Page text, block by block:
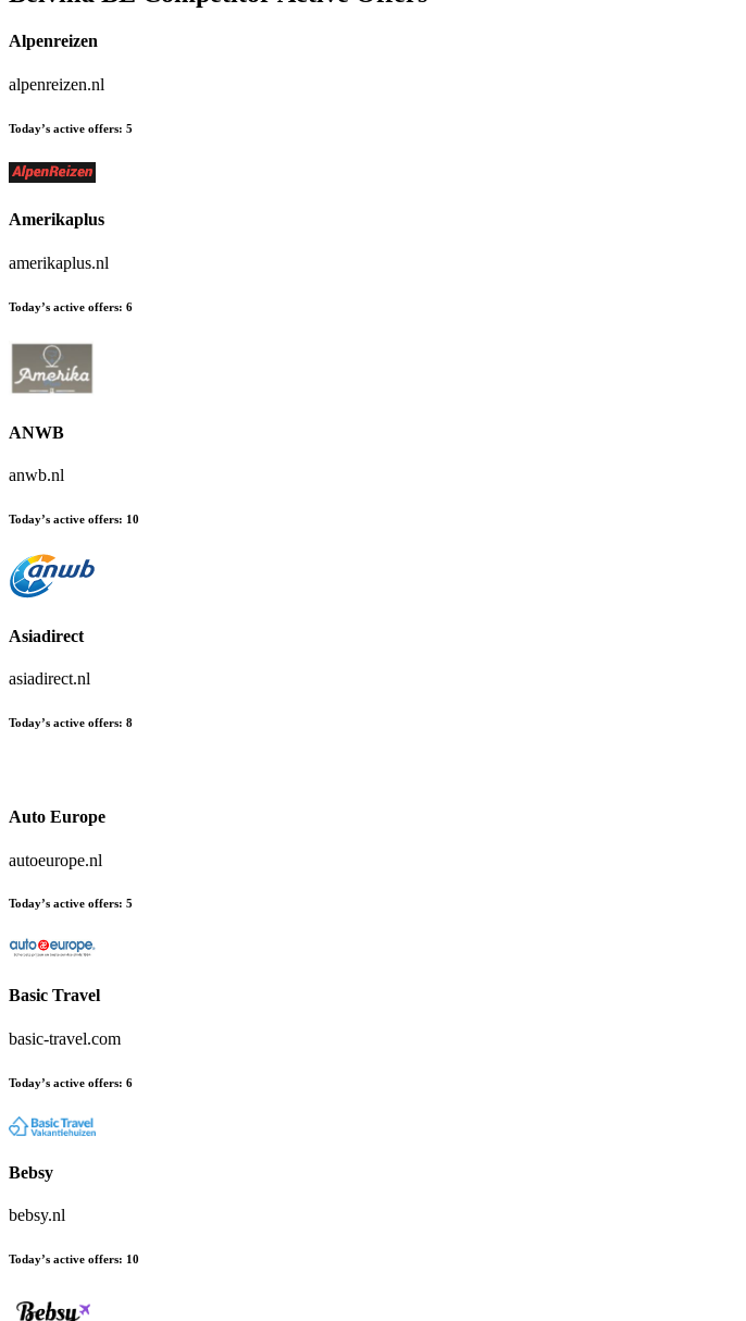
Alpenreizen
alpenreizen.nl
Today’s active offers: 5
Amerikaplus
amerikaplus.nl
Today’s active offers: 6
ANWB
anwb.nl
Today’s active offers: 10
Asiadirect
asiadirect.nl
Today’s active offers: 8
Auto Europe
autoeurope.nl
Today’s active offers: 5
Basic Travel
basic-travel.com
Today’s active offers: 6
Bebsy
bebsy.nl
Today’s active offers: 10